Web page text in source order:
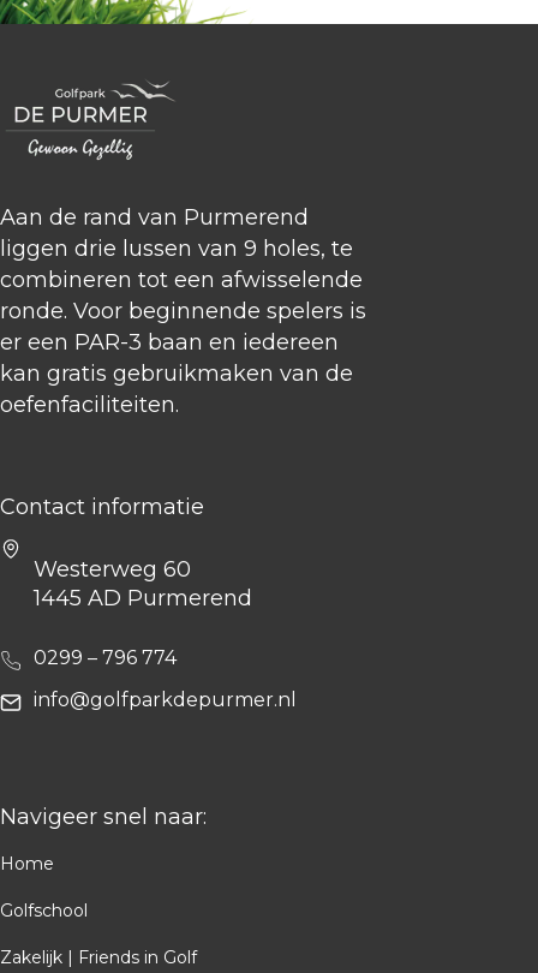
Aan de rand van Purmerend
liggen drie lussen van 9 holes, te
combineren tot een afwisselende
ronde. Voor beginnende spelers is
er een PAR-3 baan en iedereen
kan gratis gebruikmaken van de
oefenfaciliteiten.
Contact informatie
Westerweg 60
1445 AD Purmerend
0299 – 796 774
info@golfparkdepurmer.nl
Navigeer snel naar:
Home
Golfschool
Zakelijk | Friends in Golf